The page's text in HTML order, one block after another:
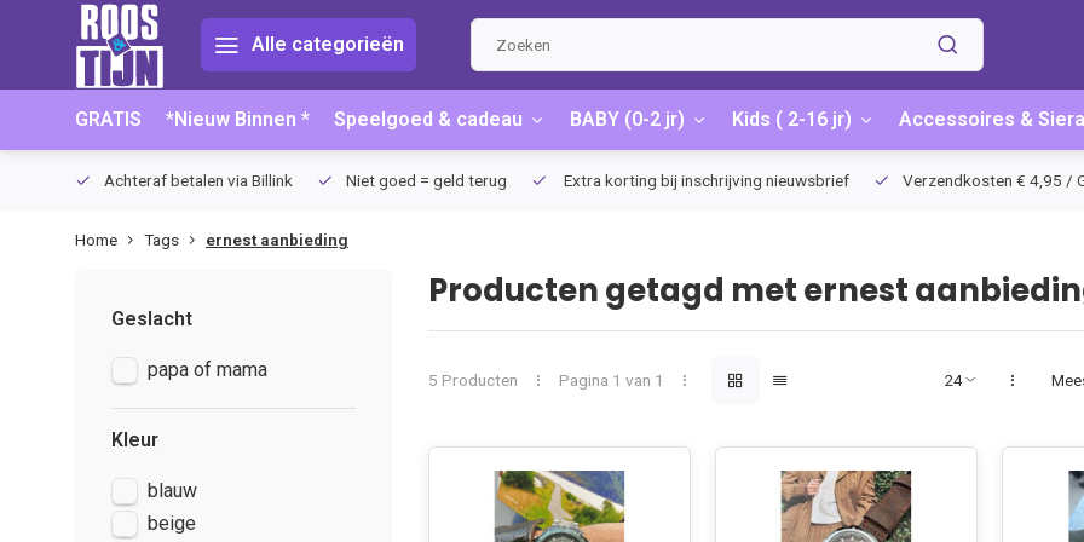
Alle categorieën
GRATIS *Nieuw Binnen * Speelgoed & cadeau BABY (0-2 jr) Kids ( 2-16 jr) Accessoires &
Achteraf betalen via Billink Niet goed = geld terug Extra korting bij inschrijving nieuwsbrief Verzendkosten € 4,95 /
Home Tags ernest aanbieding
Geslacht
papa of mama
Kleur
blauw
beige
Producten getagd met ernest
5 Producten Pagina 1 van 1